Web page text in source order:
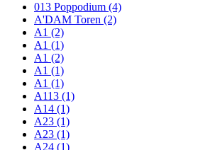
013 Poppodium (4)
A'DAM Toren (2)
A1 (2)
A1 (1)
A1 (2)
A1 (1)
A1 (1)
A113 (1)
A14 (1)
A23 (1)
A23 (1)
A24 (1)